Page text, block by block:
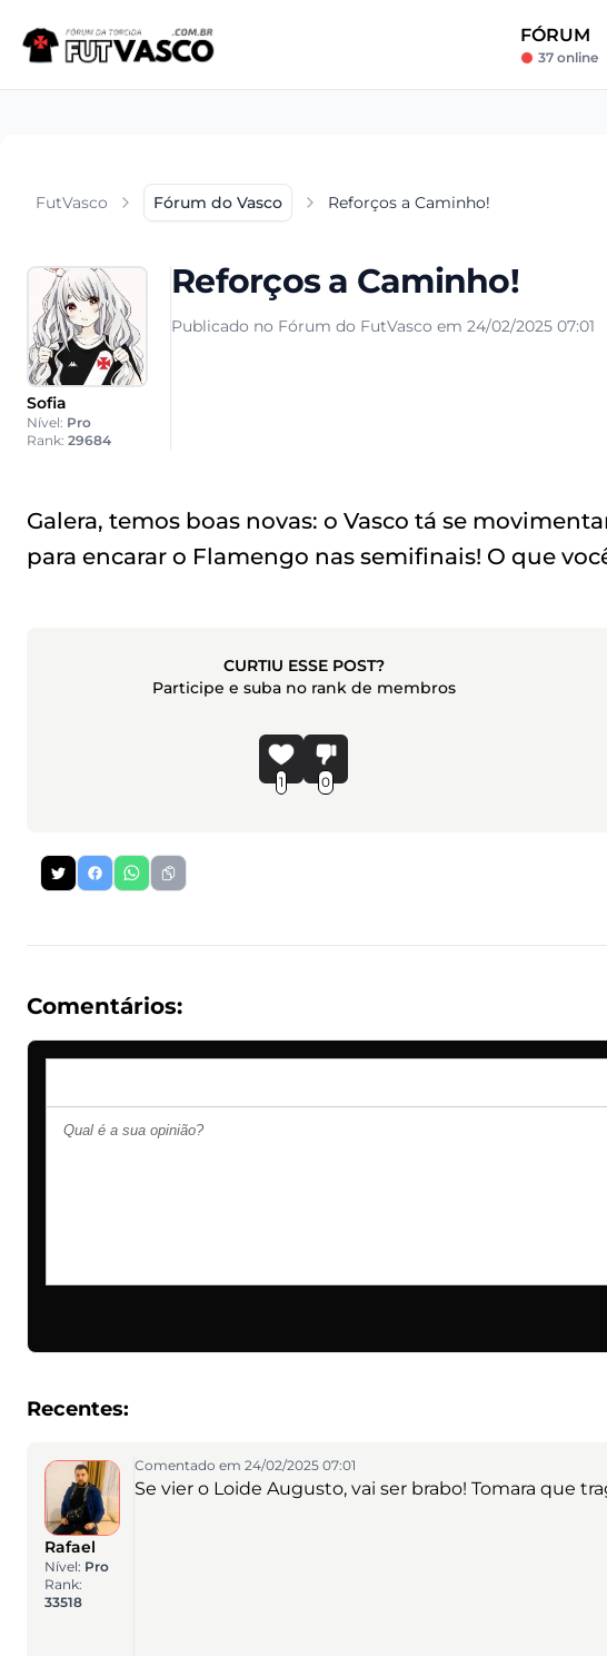
FÓRUM
37 online
FutVasco Fórum do Vasco Reforços a Caminho!
Sofia
Nível: Pro
Rank: 29684
Reforços a Caminho!
Publicado no Fórum do FutVasco em 24/02/2025 07:01
Galera, temos boas novas: o Vasco tá se
para encarar o Flamengo nas semifinais! O que
CURTIU ESSE POST?
Participe e suba no rank de membros
1 0
Comentários:
Recentes:
Rafael
Nível: Pro
Rank:
33518
Comentado em 24/02/2025 07:01
Se vier o Loide Augusto, vai ser brabo! Tomara que